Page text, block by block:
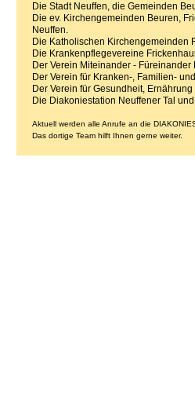
Die Stadt Neuffen, die Gemeinden
Die ev. Kirchengemeinden Beuren,
Neuffen.
Die Katholischen Kirchengemeinden
Die Krankenpflegevereine
Der Verein Miteinander - Füreinander
Der Verein für Kranken-, Familien-
Der Verein für Gesundheit,
Die Diakoniestation Neuffener Tal
Aktuell werden alle Anrufe an die
Das dortige Team hilft Ihnen gerne weiter.